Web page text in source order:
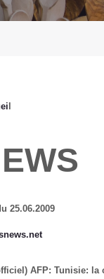
25.06.2009
archives
AFP: Tunisie: la